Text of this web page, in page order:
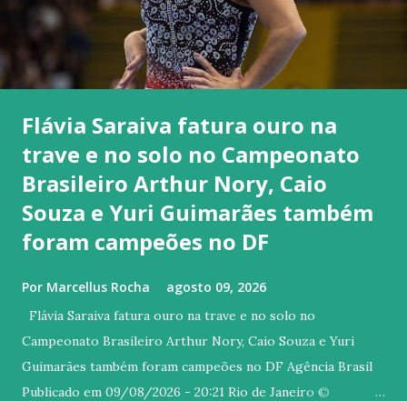
Flávia Saraiva fatura ouro na
trave e no solo no Campeonato
Brasileiro Arthur Nory, Caio
Souza e Yuri Guimarães também
foram campeões no DF
Por Marcellus Rocha agosto 09, 2026
Flávia Saraiva fatura ouro na trave e no solo no
Campeonato Brasileiro Arthur Nory, Caio Souza e Yuri
Guimarães também foram campeões no DF Agência Brasil
Publicado em 09/08/2026 - 20:21 Rio de Janeiro ©